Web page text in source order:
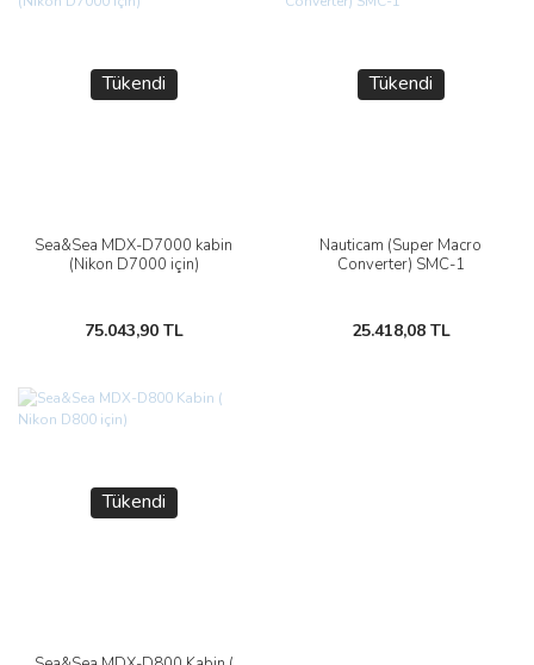
Tükendi
Sea&Sea MDX-D7000 kabin
(Nikon D7000 için)
75.043,90 TL
Tükendi
Nauticam (Super Macro
Converter) SMC-1
25.418,08 TL
Tükendi